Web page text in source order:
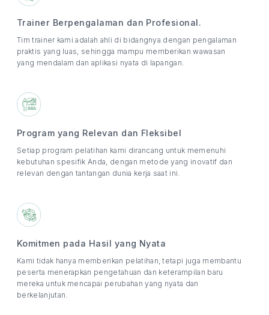
Trainer Berpengalaman dan Profesional.
Tim trainer kami adalah ahli di bidangnya dengan pengalaman
praktis yang luas, sehingga mampu memberikan wawasan
yang mendalam dan aplikasi nyata di lapangan.
Program yang Relevan dan Fleksibel
Setiap program pelatihan kami dirancang untuk memenuhi
kebutuhan spesifik Anda, dengan metode yang inovatif dan
relevan dengan tantangan dunia kerja saat ini.
Komitmen pada Hasil yang Nyata
Kami tidak hanya memberikan pelatihan, tetapi juga membantu
peserta menerapkan pengetahuan dan keterampilan baru
mereka untuk mencapai perubahan yang nyata dan
berkelanjutan.